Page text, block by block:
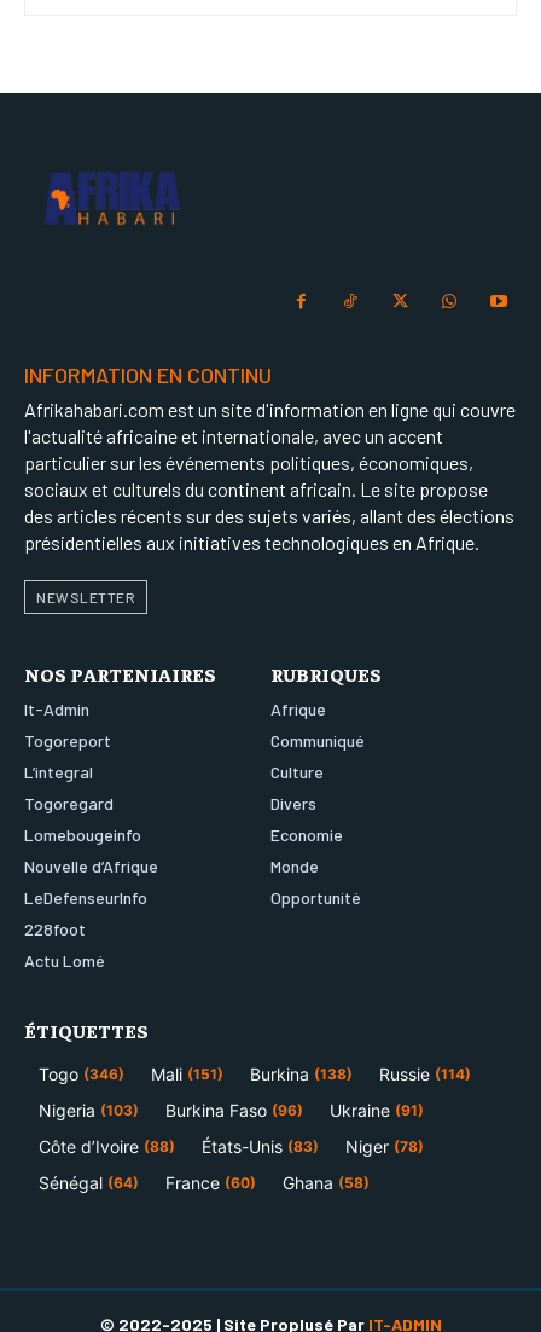
INFORMATION EN CONTINU
Afrikahabari.com est un site d'information en ligne qui couvre
l'actualité africaine et internationale, avec un accent
particulier sur les événements politiques, économiques,
sociaux et culturels du continent africain. Le site propose
des articles récents sur des sujets variés, allant des élections
présidentielles aux initiatives technologiques en Afrique.
NEWSLETTER
NOS PARTENIAIRES
It-Admin
Togoreport
L’integral
Togoregard
Lomebougeinfo
Nouvelle d’Afrique
LeDefenseurInfo
228foot
Actu Lomé
RUBRIQUES
Afrique
Communiqué
Culture
Divers
Economie
Monde
Opportunité
ÉTIQUETTES
Togo (346) Mali (151) Burkina (138) Russie (114)
Nigeria (103) Burkina Faso (96) Ukraine (91)
Côte d’Ivoire (88) États-Unis (83) Niger (78)
Sénégal (64) France (60) Ghana (58)
© 2022-2025 | Site Proplusé Par IT-ADMIN